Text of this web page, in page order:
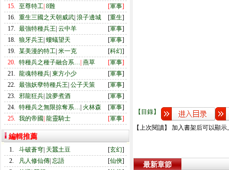
15. 至尊特工 8難 [軍事]
16. 重生三國之天朝威武 浪子邊城 [重生]
17. 最強特種兵王 云中羊 [軍事]
18. 狼牙兵王 螻蟻望天 [軍事]
19. 某美漫的特工 米一克 [科幻]
20. 特種兵之種子融合系… 燕草 [軍事]
21. 龍魂特種兵 東方小少 [軍事]
22. 最強妖孽特種兵王 公子天策 [軍事]
23. 邪龍狂兵 說夢煮酒 [軍事]
24. 特種兵之無限掠奪系… 火林森 [軍事]
25. 我的帝國 龍靈騎士 [軍事]
編輯推薦
1. 斗破蒼穹 天蠶土豆 [玄幻]
2.
凡人修仙傳 忘語 [仙俠]
【目錄】
【上次閱讀】 加入書架后可以顯
最新章節